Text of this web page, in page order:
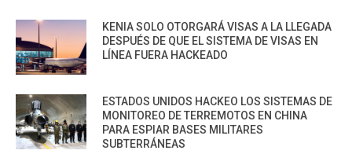
KENIA SOLO OTORGARÁ VISAS A LA LLEGADA
DESPUÉS DE QUE EL SISTEMA DE VISAS EN
LÍNEA FUERA HACKEADO
ESTADOS UNIDOS HACKEO LOS SISTEMAS DE
MONITOREO DE TERREMOTOS EN CHINA
PARA ESPIAR BASES MILITARES
SUBTERRÁNEAS